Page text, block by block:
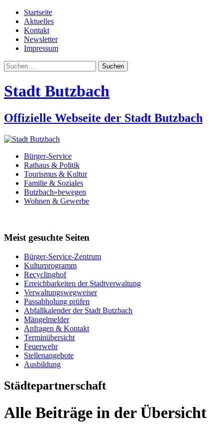
Startseite
Aktuelles
Kontakt
Newsletter
Impressum
Suchen
nach:
Stadt Butzbach
Offizielle Webseite der Stadt Butzbach
Bürger-Service
Rathaus & Politik
Tourismus & Kultur
Familie & Soziales
Butzbach»bewegen
Wohnen & Gewerbe
Meist gesuchte Seiten
Bürger-Service-Zentrum
Kulturprogramm
Recyclinghof
Erreichbarkeiten der Stadtverwaltung
Verwaltungswegweiser
Passabholung prüfen
Abfallkalender der Stadt Butzbach
Mängelmelder
Anfragen & Kontakt
Terminübersicht
Feuerwehr
Stellenangebote
Ausbildung
Städtepartnerschaft
Alle Beiträge in der Übersicht